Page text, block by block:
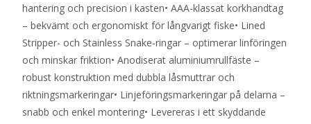
hantering och precision i kasten• AAA-klassat korkhandtag
– bekvämt och ergonomiskt för långvarigt fiske• Lined
Stripper- och Stainless Snake-ringar – optimerar linföringen
och minskar friktion• Anodiserat aluminiumrullfäste –
robust konstruktion med dubbla låsmuttrar och
riktningsmarkeringar• Linjeföringsmarkeringar på delarna –
snabb och enkel montering• Levereras i ett skyddande